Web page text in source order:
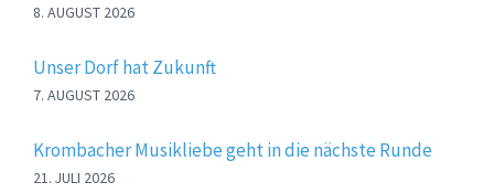
8. AUGUST 2026
Unser Dorf hat Zukunft
7. AUGUST 2026
Krombacher Musikliebe geht in die nächste Runde
21. JULI 2026